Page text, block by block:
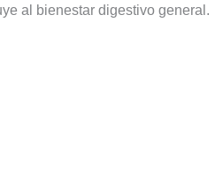
al bienestar digestivo general.